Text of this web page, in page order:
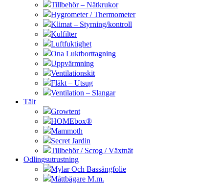
Tillbehör – Nätkrukor
Hygrometer / Thermometer
Klimat – Styrning/kontroll
Kulfilter
Luftfuktighet
Ona Luktborttagning
Uppvärmning
Ventilationskit
Fläkt – Utsug
Ventilation – Slangar
Tält
Growtent
HOMEbox®
Mammoth
Secret Jardin
Tillbehör / Scrog / Växtnät
Odlingsutrustning
Mylar Och Bassängfolie
Måttbägare M.m.